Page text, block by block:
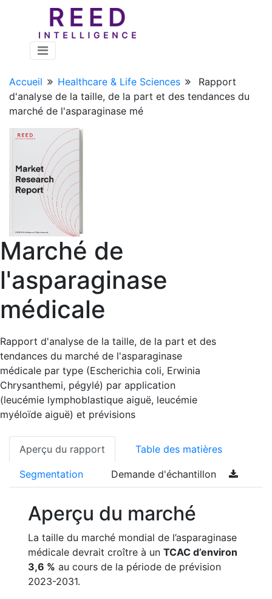
Accueil Healthcare & Life Sciences
Rapport
d'analyse de la taille, de la part et des tendances du
marché de l'asparaginase mé
Marché de
l'asparaginase
médicale
Rapport d'analyse de la taille, de la part et des
tendances du marché de l'asparaginase
médicale par type (Escherichia coli, Erwinia
Chrysanthemi, pégylé) par application
(leucémie lymphoblastique aiguë, leucémie
myéloïde aiguë) et prévisions
Aperçu du rapport Table des matières
Segmentation Demande d'échantillon
Aperçu du marché
La taille du marché mondial de l’asparaginase
médicale devrait croître à un TCAC d’environ
3,6 % au cours de la période de prévision
2023-2031.